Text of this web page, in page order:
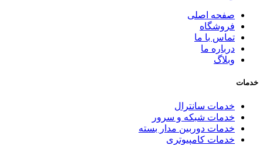
صفحه اصلی
فروشگاه
تماس با ما
درباره ما
وبلاگ
خدمات
خدمات سانترال
خدمات شبکه و سرور
خدمات دوربین مدار بسته
خدمات کامپیوتری